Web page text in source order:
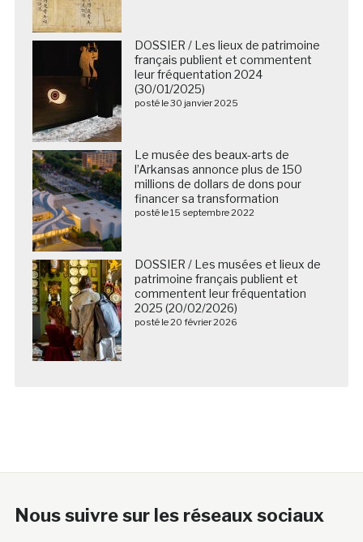
DOSSIER / Les lieux de patrimoine
français publient et commentent
leur fréquentation 2024
(30/01/2025)
posté le 30 janvier 2025
Le musée des beaux-arts de
l’Arkansas annonce plus de 150
millions de dollars de dons pour
financer sa transformation
posté le 15 septembre 2022
DOSSIER / Les musées et lieux de
patrimoine français publient et
commentent leur fréquentation
2025 (20/02/2026)
posté le 20 février 2026
Nous suivre sur les réseaux sociaux